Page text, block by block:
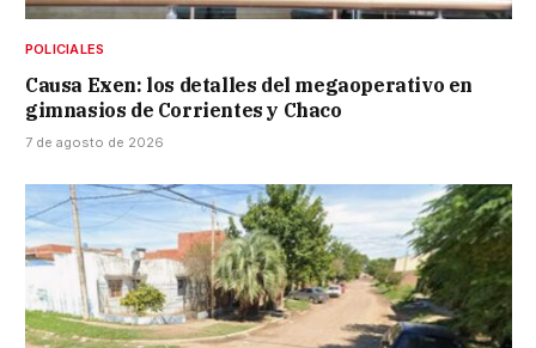
POLICIALES
Causa Exen: los detalles del megaoperativo en
gimnasios de Corrientes y Chaco
7 de agosto de 2026